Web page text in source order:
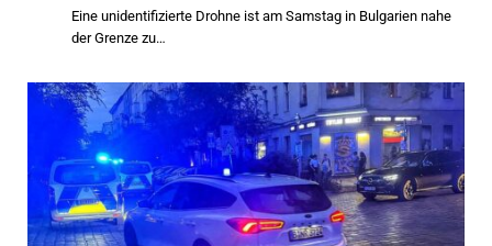
Eine unidentifizierte Drohne ist am Samstag in Bulgarien nahe
der Grenze zu…